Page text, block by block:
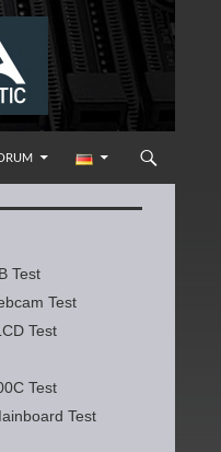
Test
Test
Test
Test
Test